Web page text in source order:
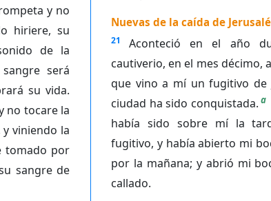
y no
hiriere, su
de la
será
su vida.
no tocare la
viniendo la
tomado por
sangre de
Nuevas de la caída de
21
Aconteció en el año
cautiverio, en el mes décimo,
que vino a mí un fugitivo de
ciudad ha sido conquistada. a
había sido sobre mí la
fugitivo, y había abierto mi
por la mañana; y abrió mi
callado.